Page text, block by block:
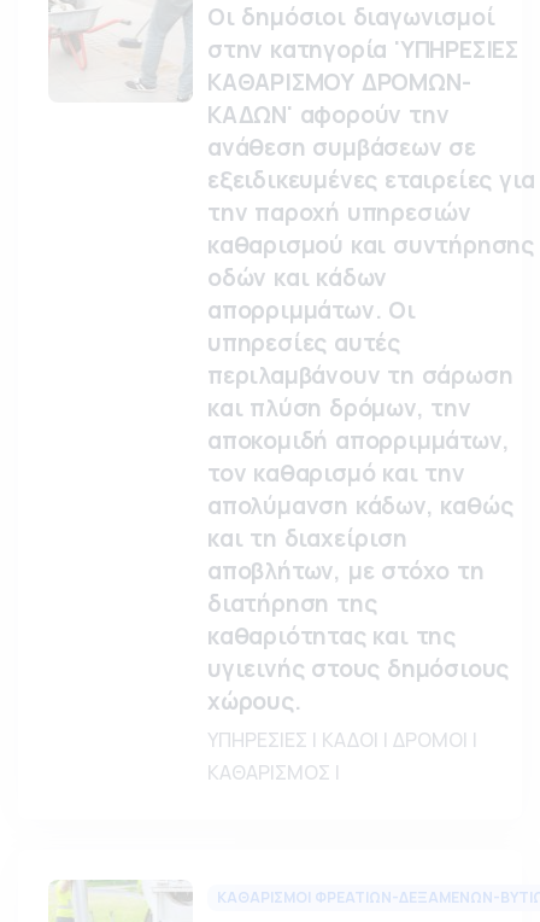
Οι δημόσιοι διαγωνισμοί
στην κατηγορία 'ΥΠΗΡΕΣΙΕΣ
ΚΑΘΑΡΙΣΜΟΥ ΔΡΟΜΩΝ-
ΚΑΔΩΝ' αφορούν την
ανάθεση συμβάσεων σε
εξειδικευμένες εταιρείες για
την παροχή υπηρεσιών
καθαρισμού και συντήρησης
οδών και κάδων
απορριμμάτων. Οι
υπηρεσίες αυτές
περιλαμβάνουν τη σάρωση
και πλύση δρόμων, την
αποκομιδή απορριμμάτων,
τον καθαρισμό και την
απολύμανση κάδων, καθώς
και τη διαχείριση
αποβλήτων, με στόχο τη
διατήρηση της
καθαριότητας και της
υγιεινής στους δημόσιους
χώρους.
ΥΠΗΡΕΣΙΕΣ | ΚΑΔΟΙ | ΔΡΟΜΟΙ |
ΚΑΘΑΡΙΣΜΟΣ |
ΚΑΘΑΡΙΣΜΟΙ ΦΡΕΑΤΙΩΝ-ΔΕΞΑΜΕΝΩΝ-